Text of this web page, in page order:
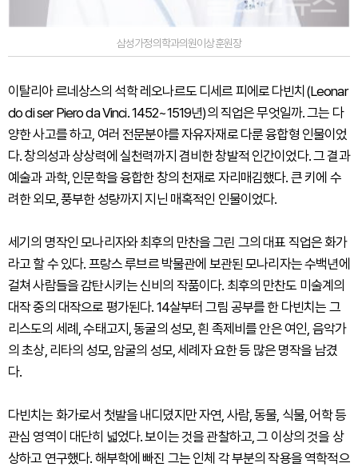
삼성가정의학과의원이상훈원장
이탈리아 르네상스의 석학 레오나르도 디세르 피에로 다빈치(Leonar
do di ser Piero da Vinci. 1452~1519년)의 직업은 무엇일까. 그는 다
양한 사고를 하고, 여러 전문분야를 자유자재로 다룬 융합형 인물이었
다. 창의성과 상상력에 실천력까지 겸비한 창발적 인간이었다. 그 결과
예술과 과학, 인문학을 융합한 창의 천재로 자리매김했다. 큰 키에 수
려한 외모, 풍부한 성량까지 지닌 매혹적인 인물이었다.
세기의 명작인 모나리자와 최후의 만찬을 그린 그의 대표 직업은 화가
라고 할 수 있다. 프랑스 루브르 박물관에 보관된 모나리자는 수백년에
걸쳐 사람들을 감탄시키는 신비의 작품이다. 최후의 만찬도 미술계의
대작 중의 대작으로 평가된다. 14살부터 그림 공부를 한 다빈치는 그
리스도의 세례, 수태고지, 동굴의 성모, 흰 족제비를 안은 여인, 음악가
의 초상, 리타의 성모, 암굴의 성모, 세례자 요한 등 많은 명작을 남겼
다.
다빈치는 화가로서 첫발을 내디뎠지만 자연, 사람, 동물, 식물, 어학 등
관심 영역이 대단히 넓었다. 보이는 것을 관찰하고, 그 이상의 것을 상
상하고 연구했다. 해부학에 빠진 그는 인체 각 부분의 작용을 역학적으